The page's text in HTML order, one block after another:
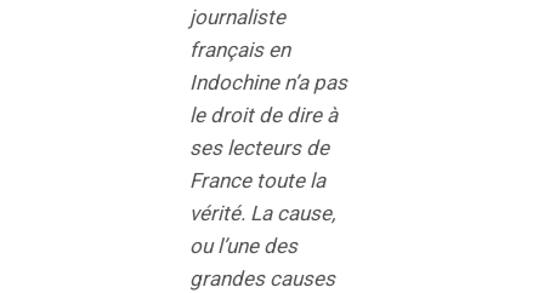
journaliste
français en
Indochine n’a pas
le droit de dire à
ses lecteurs de
France toute la
vérité. La cause,
ou l’une des
grandes causes